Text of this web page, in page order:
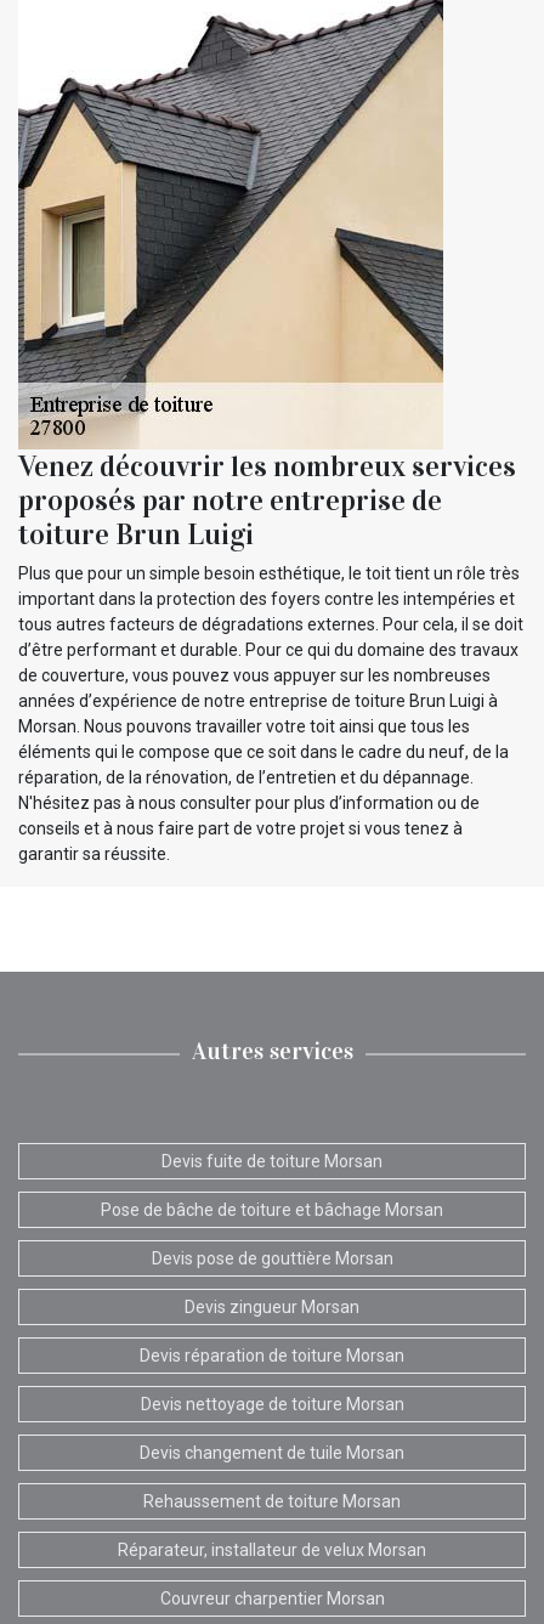
Venez découvrir les nombreux services
proposés par notre entreprise de
toiture Brun Luigi
Plus que pour un simple besoin esthétique, le toit tient un rôle très
important dans la protection des foyers contre les intempéries et
tous autres facteurs de dégradations externes. Pour cela, il se doit
d’être performant et durable. Pour ce qui du domaine des travaux
de couverture, vous pouvez vous appuyer sur les nombreuses
années d’expérience de notre entreprise de toiture Brun Luigi à
Morsan. Nous pouvons travailler votre toit ainsi que tous les
éléments qui le compose que ce soit dans le cadre du neuf, de la
réparation, de la rénovation, de l’entretien et du dépannage.
N'hésitez pas à nous consulter pour plus d’information ou de
conseils et à nous faire part de votre projet si vous tenez à
garantir sa réussite.
Autres services
Devis fuite de toiture Morsan
Pose de bâche de toiture et bâchage Morsan
Devis pose de gouttière Morsan
Devis zingueur Morsan
Devis réparation de toiture Morsan
Devis nettoyage de toiture Morsan
Devis changement de tuile Morsan
Rehaussement de toiture Morsan
Réparateur, installateur de velux Morsan
Couvreur charpentier Morsan